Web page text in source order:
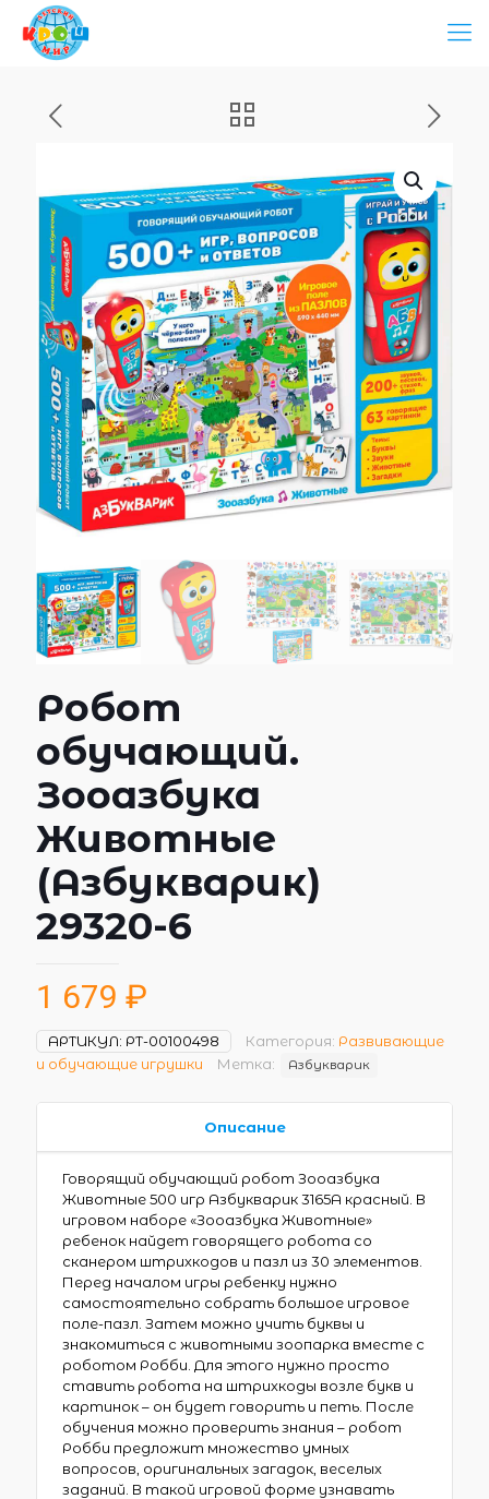
Робот
обучающий.
Зооазбука
Животные
(Азбукварик)
29320-6
1 679 ₽
АРТИКУЛ: РТ-00100498 Категория: Развивающие
и обучающие игрушки
Метка: Азбукварик
Описание
Говорящий обучающий робот Зооазбука
Животные 500 игр Азбукварик 3165А красный. В
игровом наборе «Зооазбука Животные»
ребенок найдет говорящего робота со
сканером штрихкодов и пазл из 30 элементов.
Перед началом игры ребенку нужно
самостоятельно собрать большое игровое
поле-пазл. Затем можно учить буквы и
знакомиться с животными зоопарка вместе с
роботом Робби. Для этого нужно просто
ставить робота на штрихкоды возле букв и
картинок – он будет говорить и петь. После
обучения можно проверить знания – робот
Робби предложит множество умных
вопросов, оригинальных загадок, веселых
заданий. В такой игровой форме узнавать